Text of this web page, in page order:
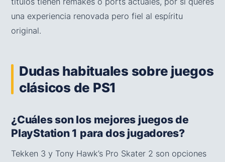
una experiencia renovada pero fiel al espíritu
original.
Dudas habituales sobre juegos
clásicos de PS1
¿Cuáles son los mejores juegos de
PlayStation 1 para dos jugadores?
Tekken 3 y Tony Hawk’s Pro Skater 2 son opciones